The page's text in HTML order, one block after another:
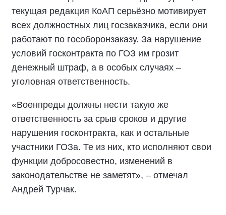
текущая редакция КоАП серьёзно мотивирует
всех должностных лиц госзаказчика, если они
работают по гособоронзаказу. За нарушение
условий госконтракта по ГОЗ им грозит
денежный штраф, а в особых случаях –
уголовная ответственность.
«Военпреды должны нести такую же
ответственность за срыв сроков и другие
нарушения госконтракта, как и остальные
участники ГОЗа. Те из них, кто исполняют свои
функции добросовестно, изменений в
законодательстве не заметят», – отмечал
Андрей Турчак.